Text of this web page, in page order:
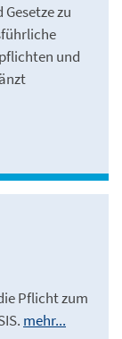
zu
und
Pflicht zum
mehr...